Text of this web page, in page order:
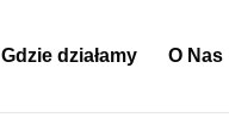
Gdzie działamy O Nas